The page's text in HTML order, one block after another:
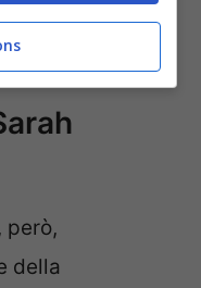
però,
della